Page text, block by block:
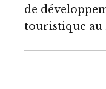
de
touristique au